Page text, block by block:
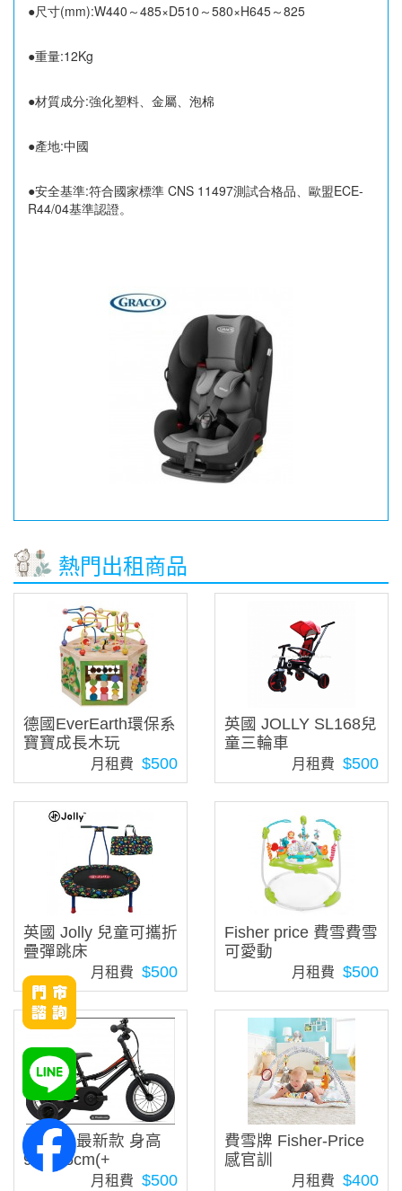
●尺寸(mm):W440～485×D510～580×H645～825
●重量:12Kg
●材質成分:強化塑料、金屬、泡棉
●產地:中國
●安全基準:符合國家標準 CNS 11497測試合格品、歐盟ECE-
R44/04基準認證。
熱門出租商品
德國EverEarth環保系
寶寶成長木玩
月租費 $500
英國 JOLLY SL168兒
童三輪車
月租費 $500
英國 Jolly 兒童可攜折
疊彈跳床
月租費 $500
Fisher price 費雪費雪
可愛動
月租費 $500
捷安特 最新款 身高
90-115cm(+
月租費 $500
費雪牌 Fisher-Price
感官訓
月租費 $400